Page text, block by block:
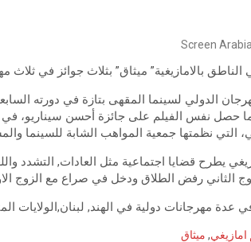
Screen Arabia
الناطق بالامازيغية” ميثاق” بثلاث جوائز في
الدولي لسينما المقهى بتازة في دورته
حصل نفس الفيلم على جائزة أحسن سيناريو، في
التي نظمتها جمعية المواهب الشابة للسينما
يطرح قضايا اجتماعية مثل العادات, التشدد
الثاني رفض الطلاق ودخل في صراع مع الزوج
مهرجانات دولية في الهند, لبنان,الولايات
امازيغي, ميثاق